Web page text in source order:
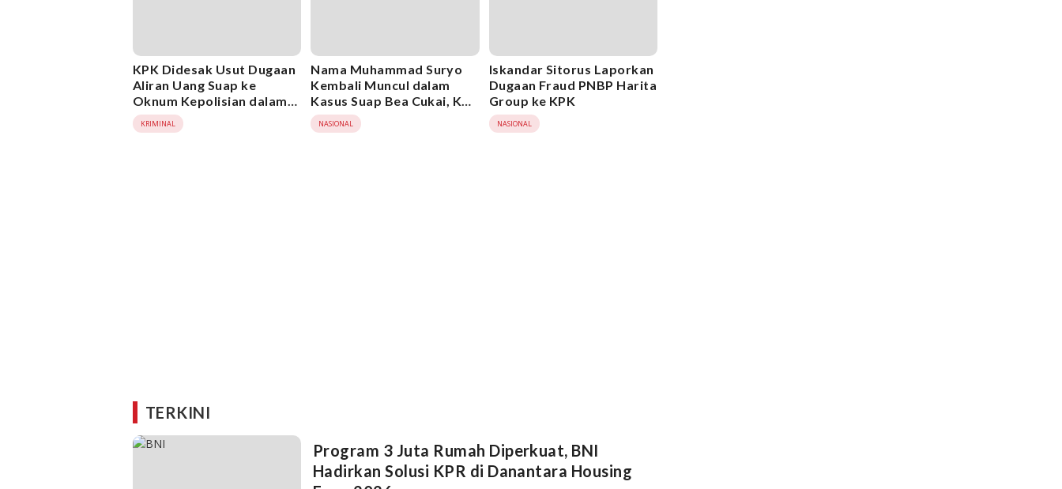
KPK Didesak Usut Dugaan
Aliran Uang Suap ke
Oknum Kepolisian dalam
Kasus Bea Cukai
KRIMINAL
Nama Muhammad Suryo
Kembali Muncul dalam
Kasus Suap Bea Cukai, KPK
Didesak Bertindak
NASIONAL
Iskandar Sitorus Laporkan
Dugaan Fraud PNBP Harita
Group ke KPK
NASIONAL
TERKINI
Program 3 Juta Rumah Diperkuat, BNI
Hadirkan Solusi KPR di Danantara Housing